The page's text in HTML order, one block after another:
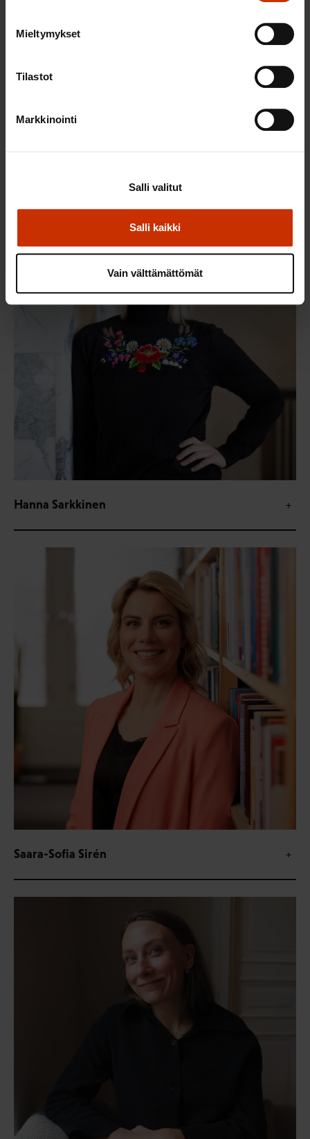
Mieltymykset
Tilastot
Markkinointi
Salli kaikki
Salli valitut
Vain välttämättömät
Annika Saarikko
Hanna Sarkkinen
Saara-Sofia Sirén